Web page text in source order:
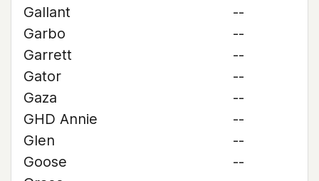
Gallant
--
Garbo
--
Garrett
--
Gator
--
Gaza
--
GHD Annie
--
Glen
--
Goose
--